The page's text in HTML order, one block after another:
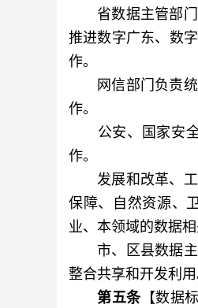
省数据主管部门
推进数字广东、数
作。
网信部门负责统
作。
公安、国家安全
作。
发展和改革、工
保障、自然资源、
业、本领域的数据相
市、区县数据主
整合共享和开发利用
第五条【数据